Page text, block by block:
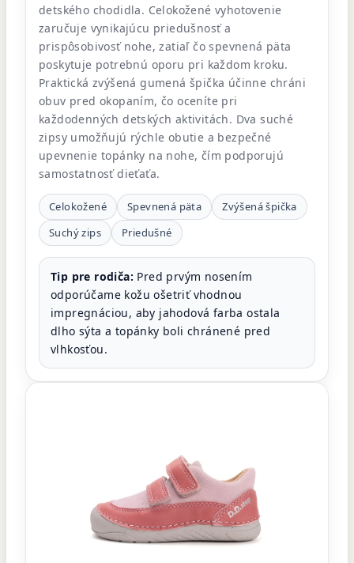
detského chodidla. Celokožené vyhotovenie
zaručuje vynikajúcu priedušnosť a
prispôsobivosť nohe, zatiaľ čo spevnená päta
poskytuje potrebnú oporu pri každom kroku.
Praktická zvýšená gumená špička účinne chráni
obuv pred okopaním, čo oceníte pri
každodenných detských aktivitách. Dva suché
zipsy umožňujú rýchle obutie a bezpečné
upevnenie topánky na nohe, čím podporujú
samostatnosť dieťaťa.
Celokožené Spevnená päta
Zvýšená špička
Suchý zips
Priedušné
Tip pre rodiča: Pred prvým nosením
odporúčame kožu ošetriť vhodnou
impregnáciou, aby jahodová farba ostala
dlho sýta a topánky boli chránené pred
vlhkosťou.